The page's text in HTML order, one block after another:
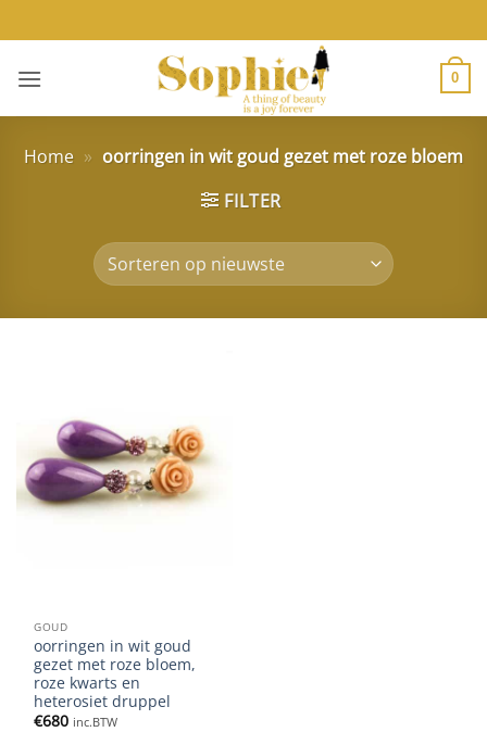
naar
inhoud
0
Home » oorringen in wit goud gezet met roze bloem
FILTER
GOUD
oorringen in wit goud
gezet met roze bloem,
roze kwarts en
heterosiet druppel
€680 inc.BTW